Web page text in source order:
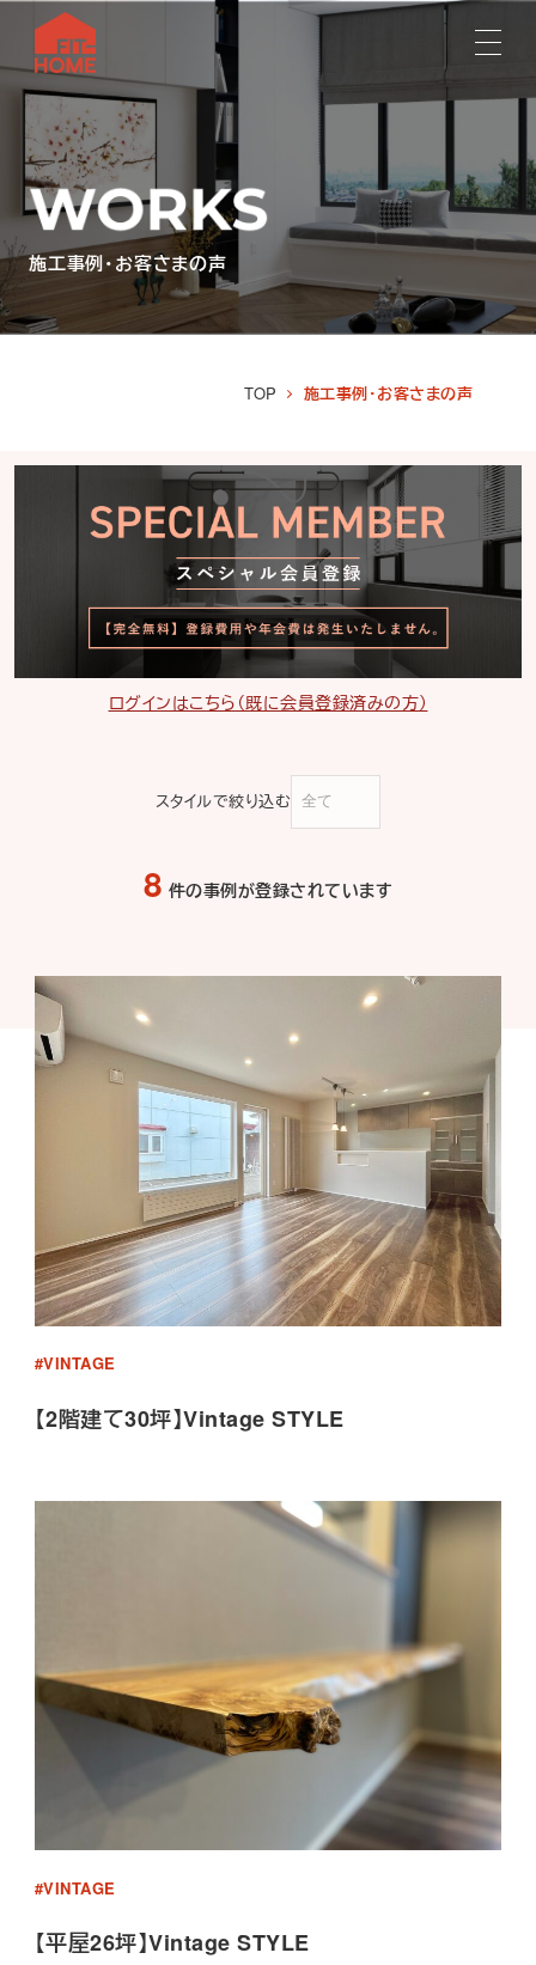
施工事例・お客さまの声
TOP 施工事例・お客さまの声
ログインはこちら（既に会員登録済みの方）
8 件の事例が登録されています
スタイルで絞り込む
#VINTAGE
【2階建て30坪】Vintage STYLE
#VINTAGE
【平屋26坪】Vintage STYLE